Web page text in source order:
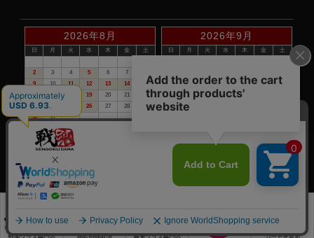
2026年8月
日 月 火 水 木 金
土
2
3 4 5 6 7
9
10 11 12 13 14
15
16
17 19 20 21
22
23
24 26 27 28
29
30
31
2026年9月
日 月 火 水 木 金
土
13
14 15 16 17 18
19
20
21 22 23 24
27
28
赤い日付が定休日です。
※定休日は、商品の発送・電話でのお問合せは、お休みさせて頂いて
おりますので予めご了承下さい。